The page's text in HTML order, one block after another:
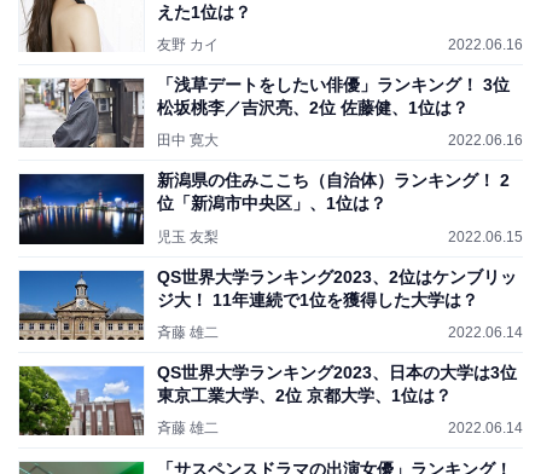
えた1位は？
友野 カイ 2022.06.16
「浅草デートをしたい俳優」ランキング！ 3位
松坂桃李／吉沢亮、2位 佐藤健、1位は？
田中 寛大 2022.06.16
新潟県の住みここち（自治体）ランキング！ 2
位「新潟市中央区」、1位は？
児玉 友梨 2022.06.15
QS世界大学ランキング2023、2位はケンブリッ
ジ大！ 11年連続で1位を獲得した大学は？
斉藤 雄二 2022.06.14
QS世界大学ランキング2023、日本の大学は3位
東京工業大学、2位 京都大学、1位は？
斉藤 雄二 2022.06.14
「サスペンスドラマの出演女優」ランキング！